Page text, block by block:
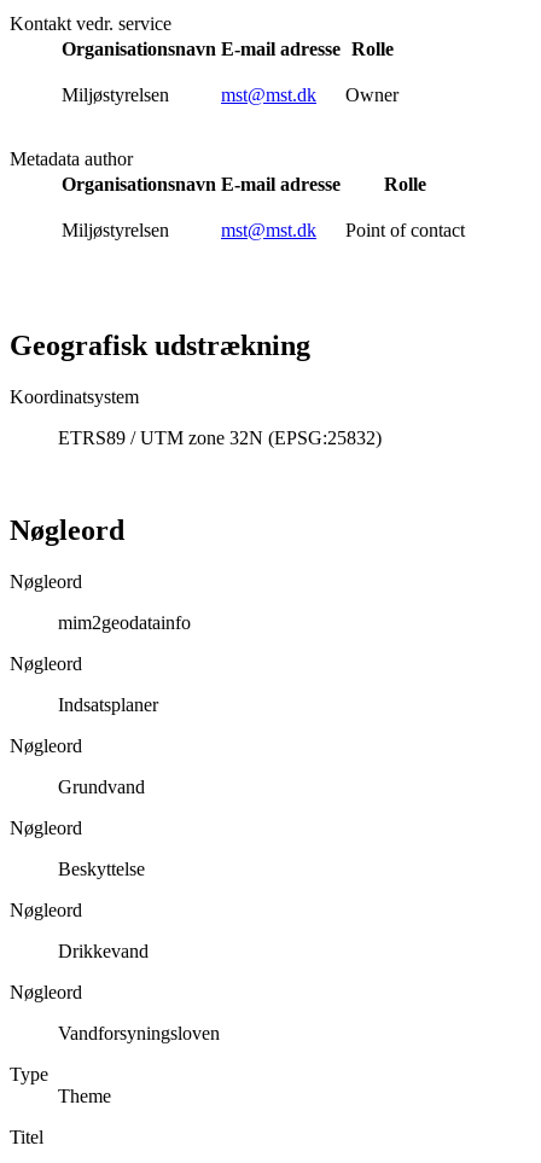
Kontakt vedr. service
Organisationsnavn E-mail adresse Rolle
Miljøstyrelsen mst@mst.dk Owner
Metadata author
Organisationsnavn E-mail adresse Rolle
Miljøstyrelsen mst@mst.dk Point of contact
Geografisk udstrækning
Koordinatsystem
ETRS89 / UTM zone 32N (EPSG:25832)
Nøgleord
Nøgleord
mim2geodatainfo
Nøgleord
Indsatsplaner
Nøgleord
Grundvand
Nøgleord
Beskyttelse
Nøgleord
Drikkevand
Nøgleord
Vandforsyningsloven
Type
Theme
Titel